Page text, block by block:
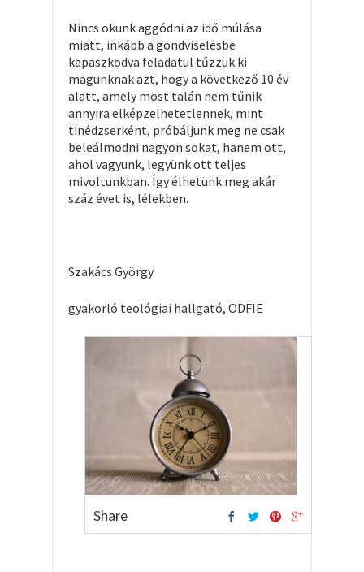
Nincs okunk aggódni az idő múlása
miatt, inkább a gondviselésbe
kapaszkodva feladatul tűzzük ki
magunknak azt, hogy a következő 10 év
alatt, amely most talán nem tűnik
annyira elképzelhetetlennek, mint
tinédzserként, próbáljunk meg ne csak
beleálmodni nagyon sokat, hanem ott,
ahol vagyunk, legyünk ott teljes
mivoltunkban. Így élhetünk meg akár
száz évet is, lélekben.
Szakács György
gyakorló teológiai hallgató, ODFIE
Share